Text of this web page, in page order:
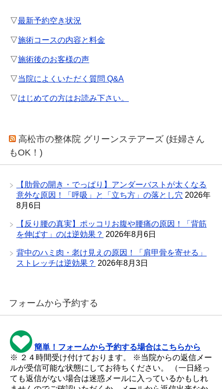
▽最新予約空き状況
▽施術コースの内容と料金
▽施術後のお客様の声
▽当院によくいただく質問 Q&A
▽はじめての方はお読み下さい。
高松市の整体院 グリーンステアーズ (妊婦さん
もOK！)
【肋骨の開き・でっぱり】アンダーバストが太くなる
意外な原因！「呼吸」と「立ち方」の落とし穴 2026年
8月6日
【反り腰の真実】ポッコリお腹や腰痛の原因！「背筋
を伸ばす」のは逆効果？ 2026年8月6日
背中のハミ肉・老け見えの原因！「肩甲骨を寄せる」
ストレッチは逆効果？ 2026年8月3日
フォームから予約する
簡単！フォームから予約する場合はこちらから
※ ２４時間受け付けております。 ※当院からの返信メー
ルが受信可能な状態にしてお待ちください。 （一日経っ
ても返信がない場合は迷惑メールに入っているかもしれ